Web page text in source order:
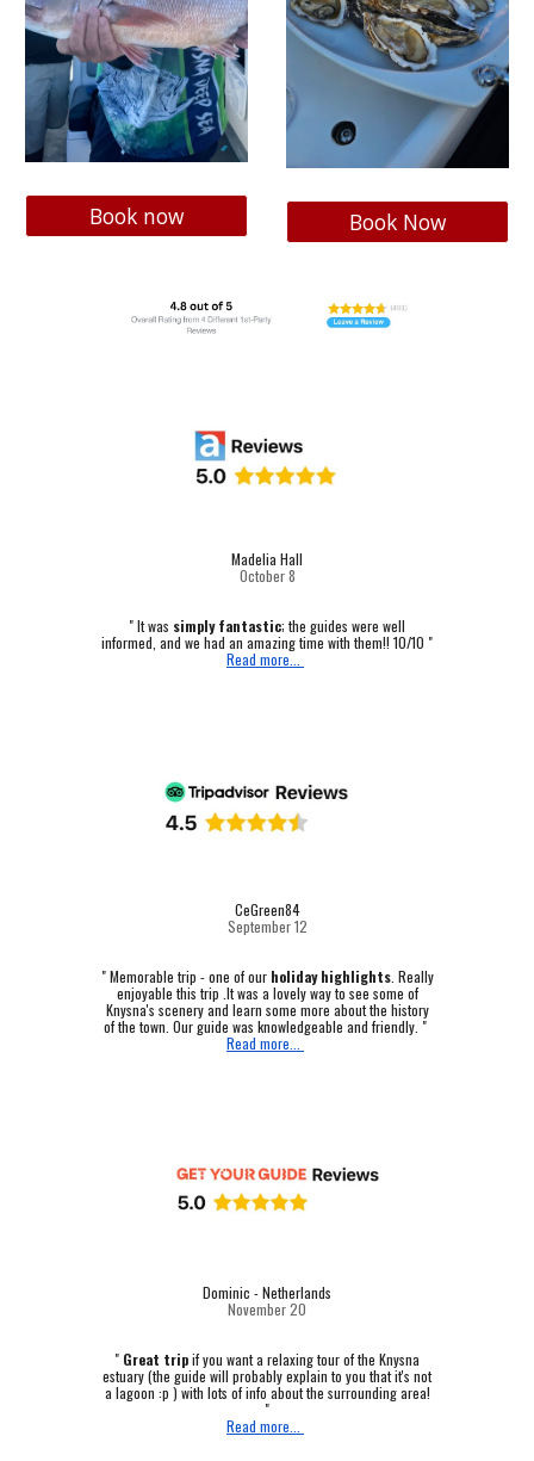
Book now Book Now
Madelia Hall
October8
" It was simply fantastic; the guides were well
informed, and we had an amazing time with them!! 10/10 "
Read more...
CeGreen84
September 12
"Memorable trip - one of our holiday highlights. Really
enjoyable this trip .It was a lovely way to see some of
Knysna's scenery and learn some more about the history
of the town. Our guide was knowledgeable and friendly. "
Read more...
Dominic - Netherlands
November 20
" Great tripif you want a relaxing tour of the Knysna
estuary (the guide will probably explain to you that it's not
a lagoon :p ) with lots of info about the surrounding area!
"
Read more...